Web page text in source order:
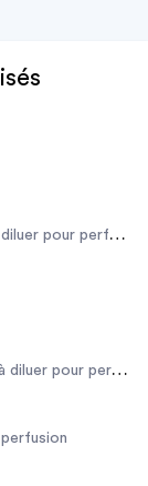
pour perfusion
diluer pour